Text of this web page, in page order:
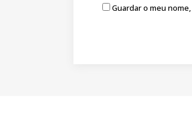
Guardar o meu